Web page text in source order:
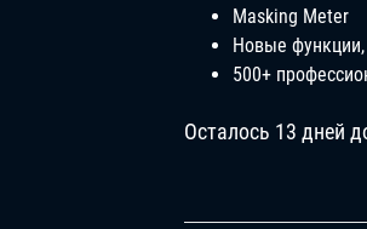
Masking Meter
Новые функции,
500+
Осталось 13 дней